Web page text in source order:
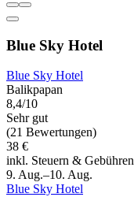
Blue Sky Hotel
Blue Sky Hotel
Balikpapan
8,4/10
Sehr gut
(21 Bewertungen)
38 €
inkl. Steuern & Gebühren
9. Aug.–10. Aug.
Blue Sky Hotel